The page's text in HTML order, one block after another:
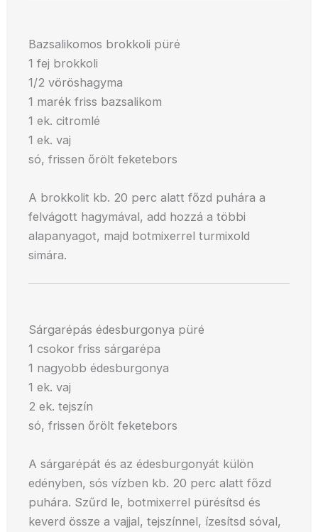
Bazsalikomos brokkoli püré
1 fej brokkoli
1/2 vöröshagyma
1 marék friss bazsalikom
1 ek. citromlé
1 ek. vaj
só, frissen őrölt feketebors
A brokkolit kb. 20 perc alatt főzd puhára a
felvágott hagymával, add hozzá a többi
alapanyagot, majd botmixerrel turmixold
simára.
Sárgarépás édesburgonya püré
1 csokor friss sárgarépa
1 nagyobb édesburgonya
1 ek. vaj
2 ek. tejszín
só, frissen őrölt feketebors
A sárgarépát és az édesburgonyát külön
edényben, sós vízben kb. 20 perc alatt főzd
puhára. Szűrd le, botmixerrel pürésítsd és
keverd össze a vajjal, tejszínnel, ízesítsd sóval,